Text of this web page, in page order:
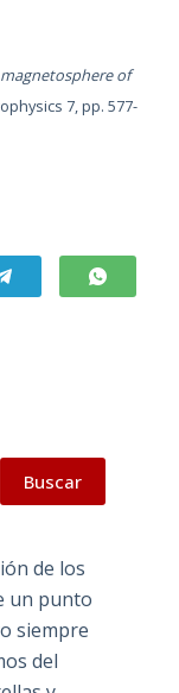
magnetosphere of
7, pp. 577-
Buscar
de los
un punto
siempre
del